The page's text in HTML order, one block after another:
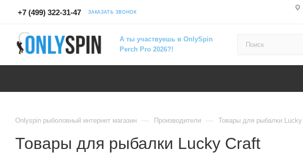
+7 (499) 322-31-47 ЗАКАЗАТЬ ЗВОНОК
А ты участвуешь в OnlySpin
Perch Pro 2026?!
Onlyspin рыболовный интернет магазин — Производители — Товары для рыбалки
Товары для рыбалки Lucky Craft